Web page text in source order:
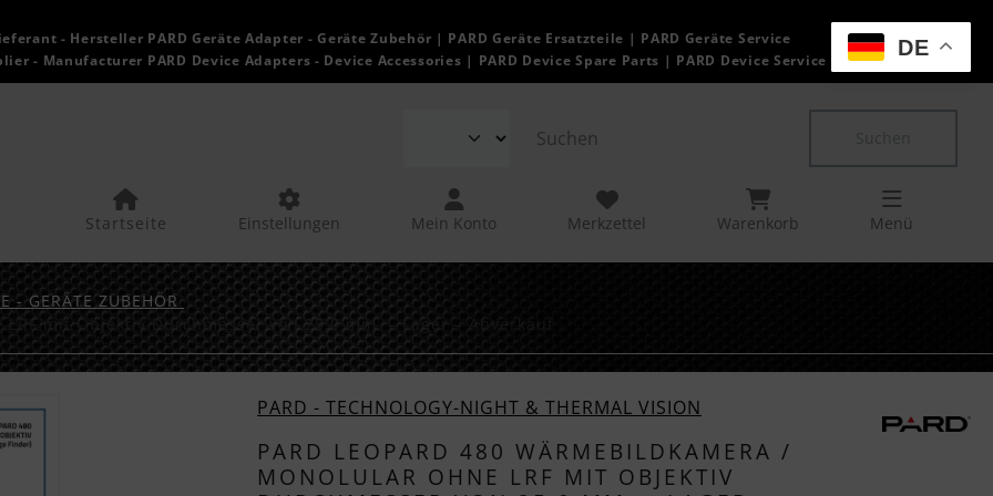
DE
- Hersteller PARD Geräte Adapter - Geräte Zubehör | PARD Geräte Ersatzteile | PARD Geräte Service
- Manufacturer PARD Device Adapters - Device Accessories | PARD Device Spare Parts | PARD Device Service
Startseite Einstellungen Mein Konto Merkzettel Warenkorb Menü
- GERÄTE ZUBEHÖR
LRF mit Objektiv Durchmesser von 25,0 mm – Lager – Abverkauf
PARD - TECHNOLOGY-NIGHT & THERMAL VISION
​​​​​​PARD LEOPARD 480 WÄRMEBILDKAMERA /
MONOLULAR OHNE LRF MIT OBJEKTIV
"Zurück-" und "Vor-Button" nutzen, um zwischen den Bildern zu navigieren. Zum Vergrößern klicken